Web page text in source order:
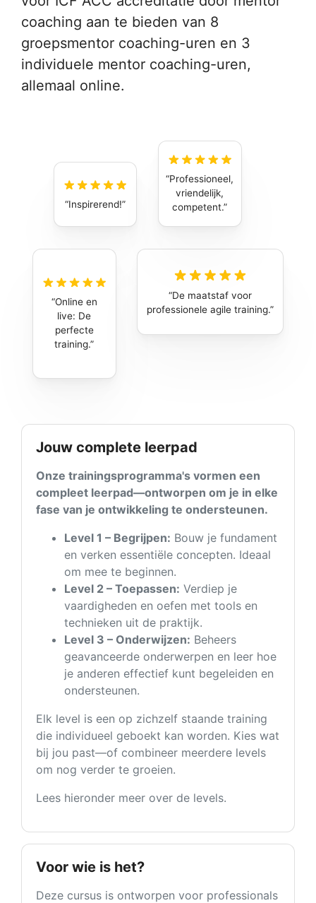
coaching aan te bieden van 8
groepsmentor coaching-uren en 3
individuele mentor coaching-uren,
allemaal online.
Inspirerend!
Online en
live: De
perfecte
training.
De maatstaf voor
professionele agile training.
Professioneel,
vriendelijk,
competent.
Jouw complete leerpad
Onze trainingsprogramma's vormen een
compleet leerpad—ontworpen om je in elke
fase van je ontwikkeling te ondersteunen.
Level 1 – Begrijpen: Bouw je fundament
en verken essentiële concepten. Ideaal
om mee te beginnen.
Level 2 – Toepassen: Verdiep je
vaardigheden en oefen met tools en
technieken uit de praktijk.
Level 3 – Onderwijzen: Beheers
geavanceerde onderwerpen en leer hoe
je anderen effectief kunt begeleiden en
ondersteunen.
Elk level is een op zichzelf staande training
die individueel geboekt kan worden. Kies wat
bij jou past—of combineer meerdere levels
om nog verder te groeien.
Lees hieronder meer over de levels.
Voor wie is het?
Deze cursus is ontworpen voor professionals